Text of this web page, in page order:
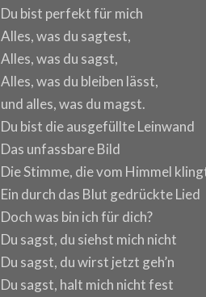
Du bist perfekt für mich
Alles, was du sagtest,
Alles, was du sagst,
Alles, was du bleiben lässt,
und alles, was du magst.
Du bist die ausgefüllte Leinwand
Das unfassbare Bild
Die Stimme, die vom Himmel
Ein durch das Blut gedrückte Lied
Doch was bin ich für dich?
Du sagst, du siehst mich nicht
Du sagst, du wirst jetzt geh’n
Du sagst, halt mich nicht fest